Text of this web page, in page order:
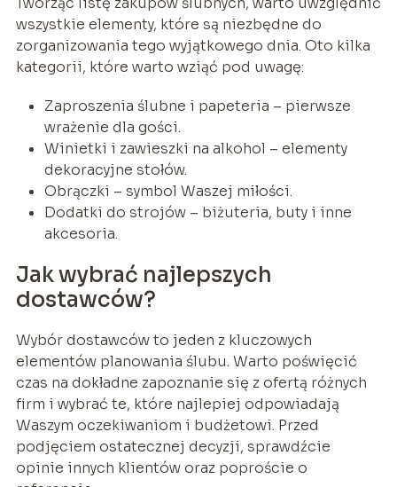
wszystkie elementy, które są niezbędne do
zorganizowania tego wyjątkowego dnia. Oto kilka
kategorii, które warto wziąć pod uwagę:
Zaproszenia ślubne i papeteria – pierwsze
wrażenie dla gości.
Winietki i zawieszki na alkohol – elementy
dekoracyjne stołów.
Obrączki – symbol Waszej miłości.
Dodatki do strojów – biżuteria, buty i inne
akcesoria.
Jak wybrać najlepszych
dostawców?
Wybór dostawców to jeden z kluczowych
elementów planowania ślubu. Warto poświęcić
czas na dokładne zapoznanie się z ofertą różnych
firm i wybrać te, które najlepiej odpowiadają
Waszym oczekiwaniom i budżetowi. Przed
podjęciem ostatecznej decyzji, sprawdźcie
opinie innych klientów oraz poproście o